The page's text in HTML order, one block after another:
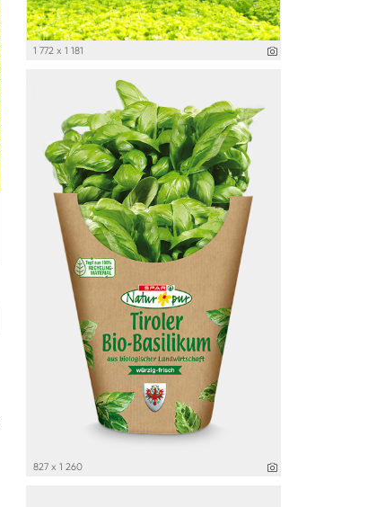
1 772 x 1 181
827 x 1 260